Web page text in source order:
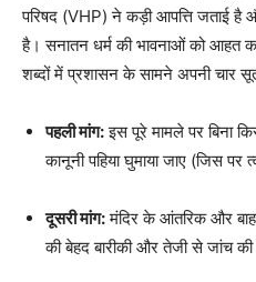
परिषद (VHP) ने कड़ी आपत्ति जताई है
है। सनातन धर्म की भावनाओं को आहत
शब्दों में प्रशासन के सामने अपनी चार
पहली मांग:इस पूरे मामले पर बिना
कानूनी पहिया घुमाया जाए (जिस पर
दूसरी मांग:मंदिर के आंतरिक और
की बेहद बारीकी और तेजी से जांच की